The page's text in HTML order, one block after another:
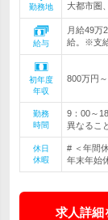
勤務地
大都市圏
給与
月給49万
給。※支
初年度
年収
800万円
勤務
時間
9：00～
異なるこ
休日
休暇
# ＜年間
年末年始
求人詳細